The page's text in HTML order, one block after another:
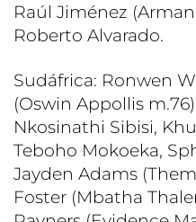
Raúl Jiménez
Roberto Alvarado.
Sudáfrica: Ronwen
(Oswin Appollis
Nkosinathi Sibisi,
Teboho Mokoeka,
Jayden Adams
Foster (Mbatha